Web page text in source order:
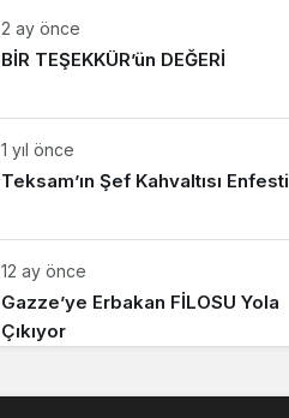
2 ay önce
BİR TEŞEKKÜR’ün DEĞERİ
1 yıl önce
Teksam’ın Şef Kahvaltısı Enfesti
12 ay önce
Gazze’ye Erbakan FİLOSU Yola
Çıkıyor